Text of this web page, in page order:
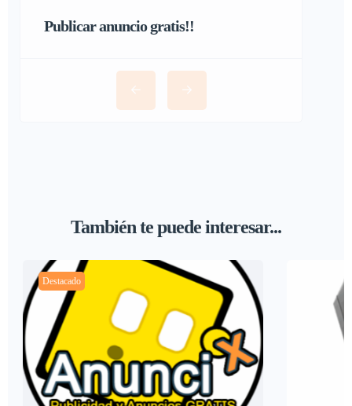
Publicar anuncio gratis!!
También te puede interesar...
Destacado